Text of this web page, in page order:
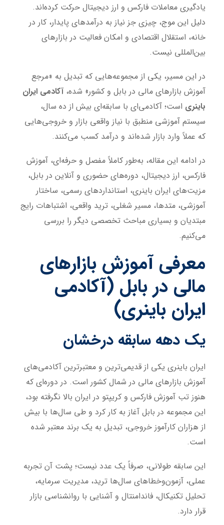
یادگیری معاملات فارکس و ارز دیجیتال حرکت کرده‌اند.
دلیل این موج، چیزی جز نیاز به درآمدهای پایدار، کار در
خانه، استقلال اقتصادی و امکان فعالیت در بازارهای
بین‌المللی نیست.
در این مسیر، یکی از مجموعه‌هایی که تبدیل به «مرجع
آموزش بازارهای مالی در بابل و کشور» شده،آکادمی ایران
باینری است؛ آکادمی‌ای با سابقه‌ای بیش از ده سال،
سیستم آموزشی منطبق با نیاز واقعی بازار و خروجی‌هایی
که عملاً وارد بازار شده‌اند و درآمد کسب می‌کنند.
در ادامه این مقاله، به‌طور کاملاً مفصل و حرفه‌ای، آموزش
فارکس، ارز دیجیتال، دوره‌های حضوری و آنلاین در بابل،
مزیت‌های ایران باینری، استانداردهای رسمی، ساختار
آموزشی، متدها، مسیر شغلی، ترید واقعی، اشتباهات رایج
مبتدیان و بسیاری مباحث تخصصی دیگر را بررسی
می‌کنیم.
معرفی آموزش بازارهای
مالی در بابل (آکادمی
ایران باینری)
یک دهه سابقه درخشان
ایران باینری یکی از قدیمی‌ترین و معتبرترین آکادمی‌های
آموزش بازارهای مالی در شمال کشور است. در دوره‌ای که
هنوز تب آموزش فارکس و کریپتو در ایران بالا نگرفته بود،
این مجموعه در بابل آغاز به کار کرد و طی سال‌ها با بیش
از هزاران کارآموز خروجی، تبدیل به یک برند معتبر شده
است.
این سابقه طولانی، صرفاً یک عدد نیست؛ پشت آن تجربه
عملی، آزمون‌وخطاهای سال‌ها ترید، مدیریت سرمایه،
تحلیل تکنیکال، فاندامنتال و آشنایی با روانشناسی بازار
قرار دارد.